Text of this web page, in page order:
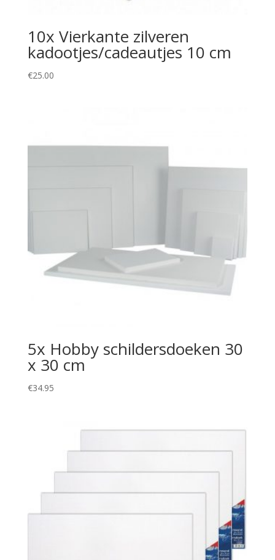
10x Vierkante zilveren
kadootjes/cadeautjes 10 cm
€25.00
5x Hobby schildersdoeken 30
x 30 cm
€34.95